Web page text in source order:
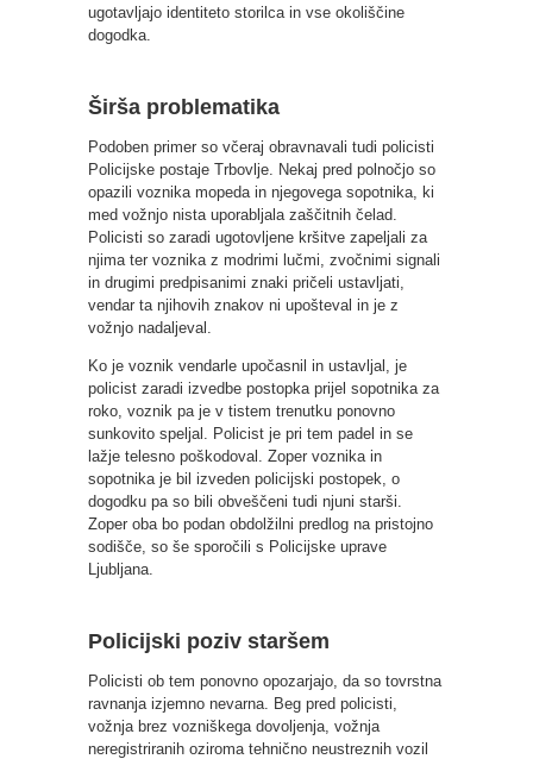
ugotavljajo identiteto storilca in vse okoliščine
dogodka.
Širša problematika
Podoben primer so včeraj obravnavali tudi policisti
Policijske postaje Trbovlje. Nekaj pred polnočjo so
opazili voznika mopeda in njegovega sopotnika, ki
med vožnjo nista uporabljala zaščitnih čelad.
Policisti so zaradi ugotovljene kršitve zapeljali za
njima ter voznika z modrimi lučmi, zvočnimi signali
in drugimi predpisanimi znaki pričeli ustavljati,
vendar ta njihovih znakov ni upošteval in je z
vožnjo nadaljeval.
Ko je voznik vendarle upočasnil in ustavljal, je
policist zaradi izvedbe postopka prijel sopotnika za
roko, voznik pa je v tistem trenutku ponovno
sunkovito speljal. Policist je pri tem padel in se
lažje telesno poškodoval. Zoper voznika in
sopotnika je bil izveden policijski postopek, o
dogodku pa so bili obveščeni tudi njuni starši.
Zoper oba bo podan obdolžilni predlog na pristojno
sodišče, so še sporočili s Policijske uprave
Ljubljana.
Policijski poziv staršem
Policisti ob tem ponovno opozarjajo, da so tovrstna
ravnanja izjemno nevarna. Beg pred policisti,
vožnja brez vozniškega dovoljenja, vožnja
neregistriranih oziroma tehnično neustreznih vozil